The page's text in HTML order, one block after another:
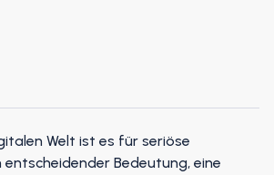
Welt ist es für seriöse
Bedeutung, eine